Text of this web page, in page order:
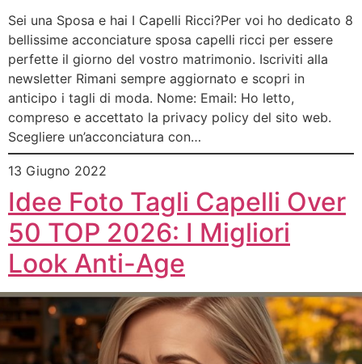
Sei una Sposa e hai I Capelli Ricci?Per voi ho dedicato 8
bellissime acconciature sposa capelli ricci per essere
perfette il giorno del vostro matrimonio. Iscriviti alla
newsletter Rimani sempre aggiornato e scopri in
anticipo i tagli di moda. Nome: Email: Ho letto,
compreso e accettato la privacy policy del sito web.
Scegliere un’acconciatura con…
13 Giugno 2022
Idee Foto Tagli Capelli Over
50 TOP 2026: I Migliori
Look Anti-Age